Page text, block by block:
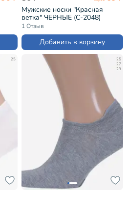
Мужские носки "Красная
ветка" ЧЕРНЫЕ (С-2048)
1 Отзыв
Добавить в корзину
25
25
27
29